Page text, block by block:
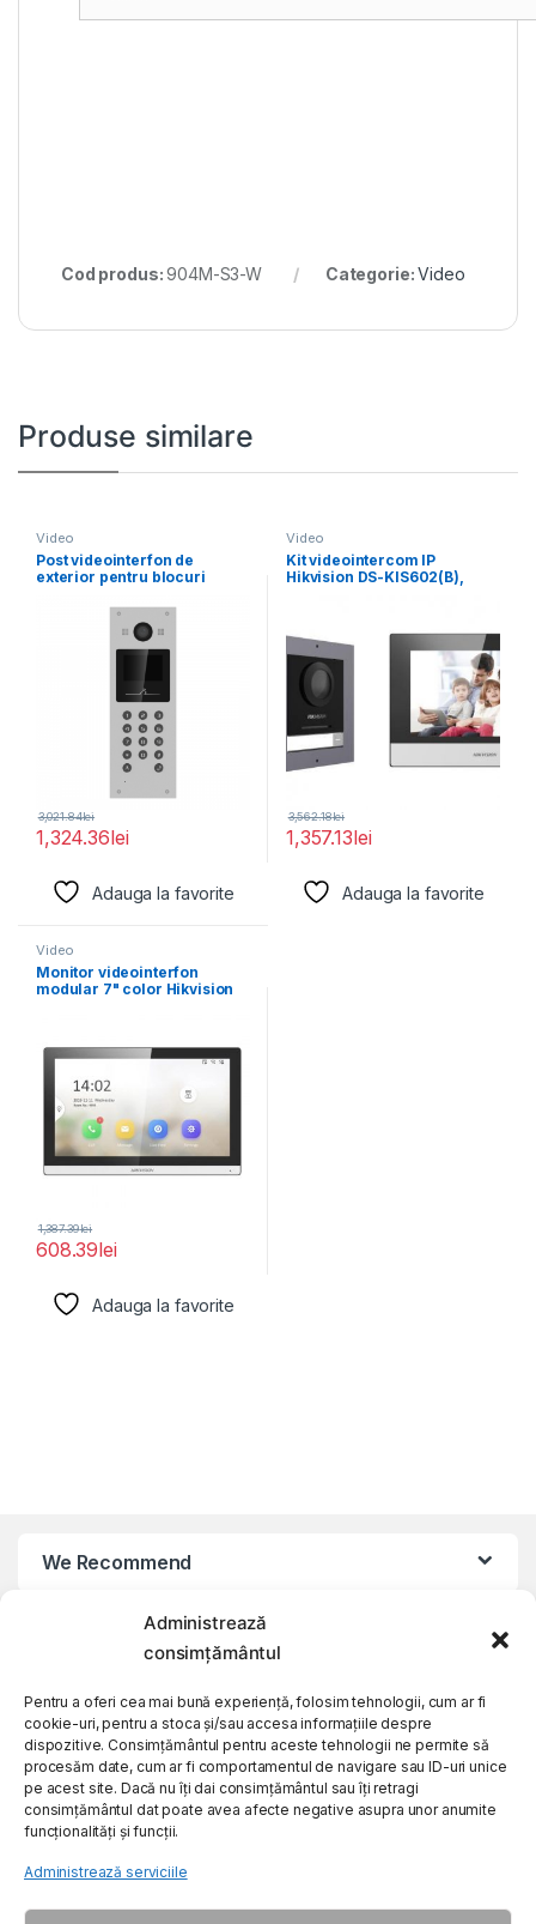
Administrează
consimțământul
Pentru a oferi cea mai bună experiență, folosim tehnologii, cum ar fi
cookie-uri, pentru a stoca și/sau accesa informațiile despre
dispozitive. Consimțământul pentru aceste tehnologii ne permite să
procesăm date, cum ar fi comportamentul de navigare sau ID-uri unice
pe acest site. Dacă nu îți dai consimțământul sau îți retragi
consimțământul dat poate avea afecte negative asupra unor anumite
funcționalități și funcții.
Administrează serviciile
Cod produs:904M-S3-W Categorie:Video
Produse similare
Video
Post videointerfon de
exterior pentru blocuri
monitor LCD
1,324.36lei
3,021.84lei
Adauga la favorite
Video
Kit videointercom IP
Hikvision DS-KIS602(B),
1,357.13lei
3,562.18lei
Adauga la favorite
Video
Monitor videointerfon
modular 7" color Hikvision
608.39lei
1,387.39lei
Adauga la favorite
We Recommend
My Account
Customer Care
About Us